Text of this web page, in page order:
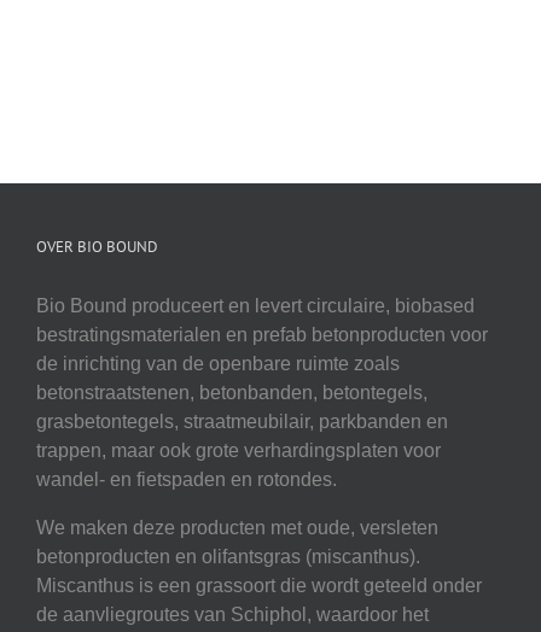
OVER BIO BOUND
Bio Bound produceert en levert circulaire, biobased
bestratingsmaterialen en prefab betonproducten voor
de inrichting van de openbare ruimte zoals
betonstraatstenen, betonbanden, betontegels,
grasbetontegels, straatmeubilair, parkbanden en
trappen, maar ook grote verhardingsplaten voor
wandel- en fietspaden en rotondes.
We maken deze producten met oude, versleten
betonproducten en olifantsgras (miscanthus).
Miscanthus is een grassoort die wordt geteeld onder
de aanvliegroutes van Schiphol, waardoor het